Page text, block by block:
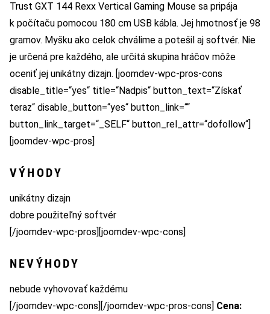
Trust GXT 144 Rexx Vertical Gaming Mouse sa pripája
k počítaču pomocou 180 cm USB kábla. Jej hmotnosť je 98
gramov. Myšku ako celok chválime a potešil aj softvér. Nie
je určená pre každého, ale určitá skupina hráčov môže
oceniť jej unikátny dizajn. [joomdev-wpc-pros-cons
disable_title=“yes“ title=“Nadpis“ button_text=“Získať
teraz“ disable_button=“yes“ button_link=““
button_link_target=“_SELF“ button_rel_attr=“dofollow“]
[joomdev-wpc-pros]
VÝHODY
unikátny dizajn
dobre použiteľný softvér
[/joomdev-wpc-pros][joomdev-wpc-cons]
NEVÝHODY
nebude vyhovovať každému
[/joomdev-wpc-cons][/joomdev-wpc-pros-cons] Cena: